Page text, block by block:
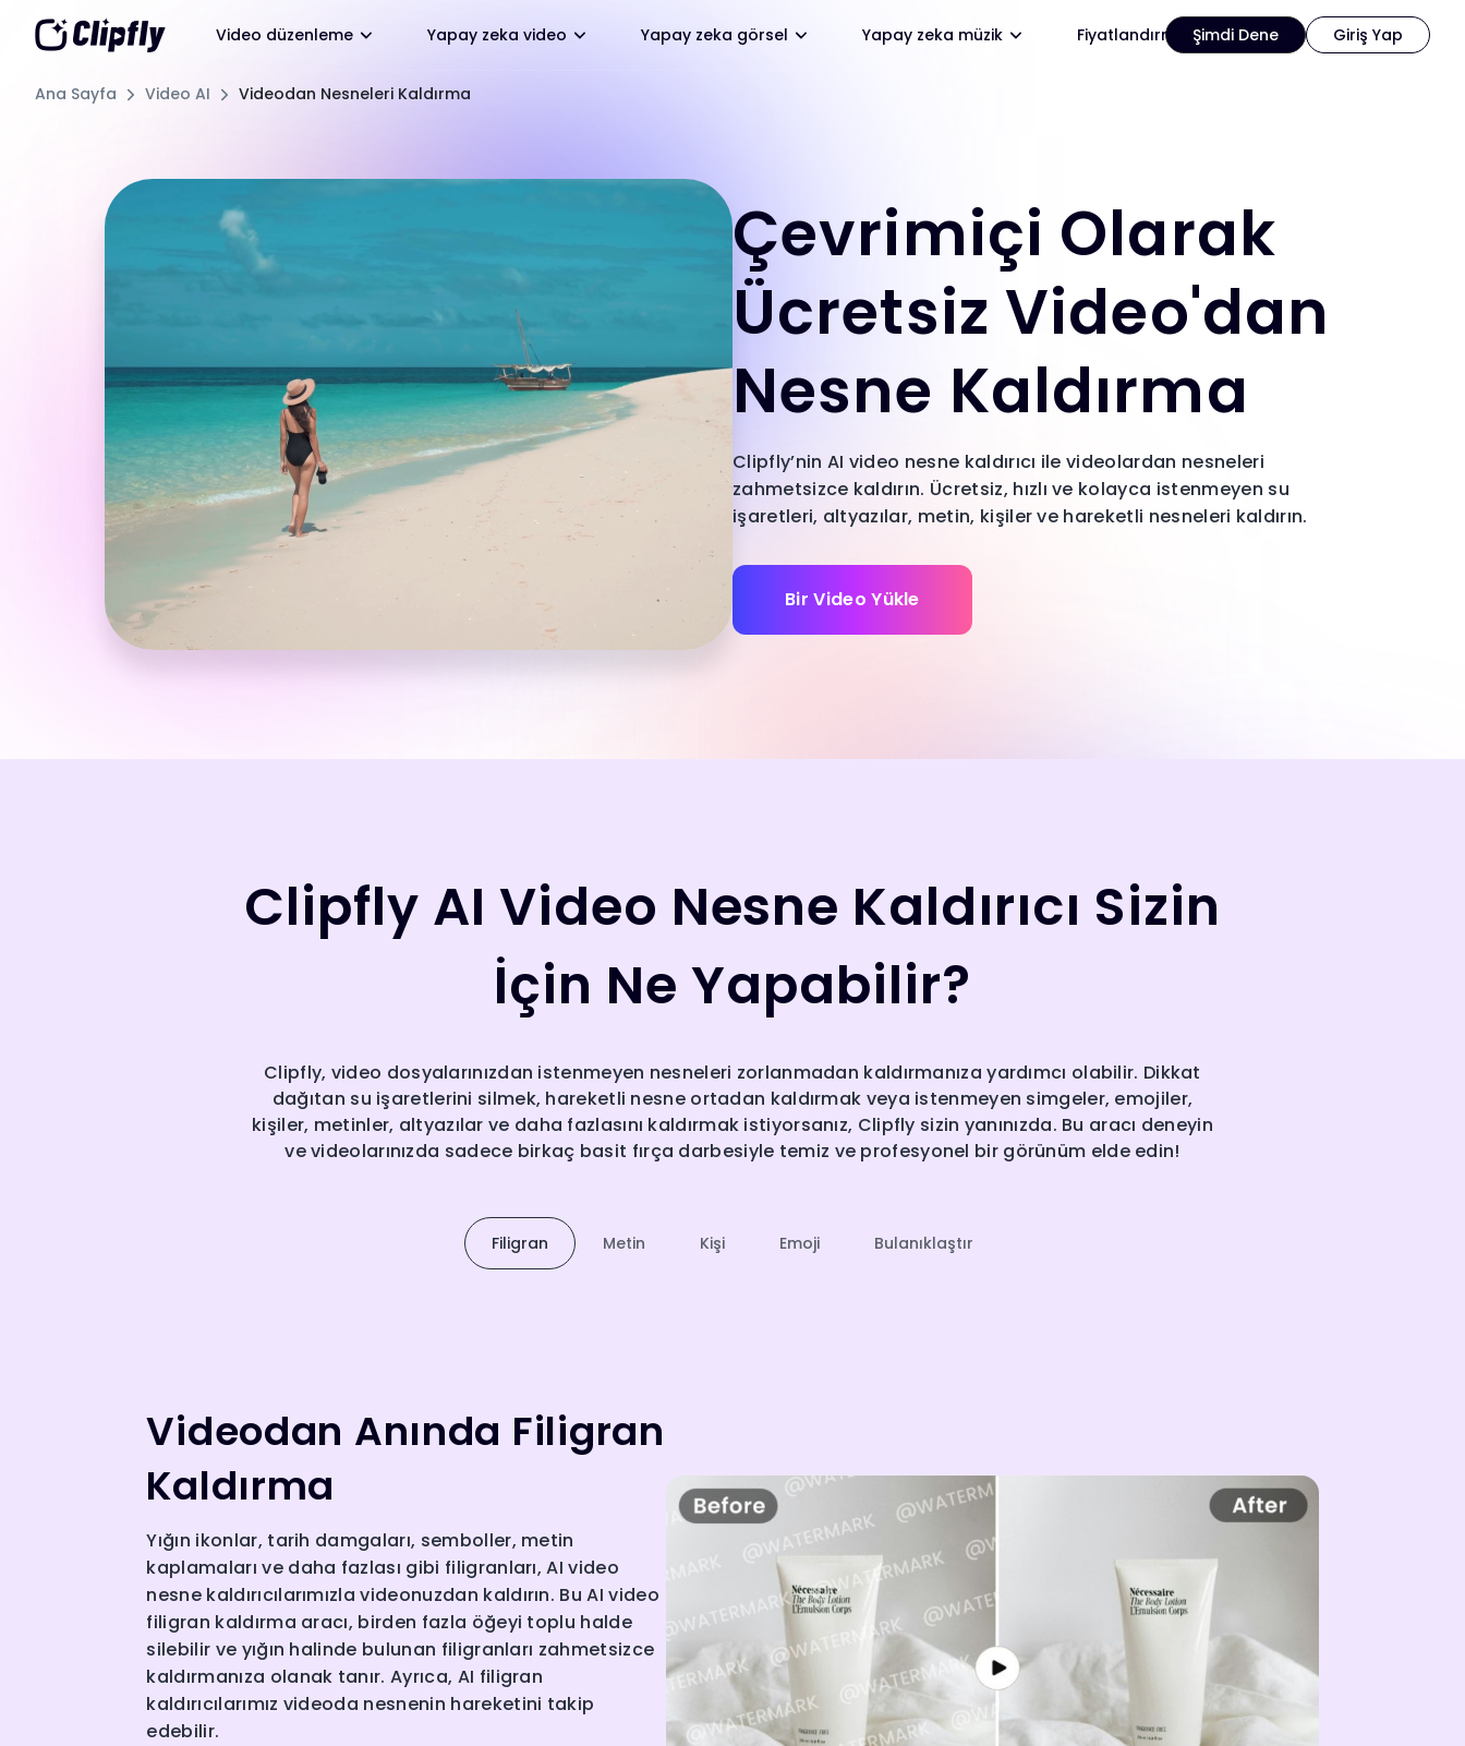
Video düzenleme Yapay zeka video Yapay zeka görsel Yapay zeka müzik Fiyatlandırma Şimdi Dene Giriş Yap
Ana Sayfa Video AI Videodan Nesneleri Kaldırma
Çevrimiçi Olarak
Ücretsiz Video'dan
Nesne Kaldırma
Clipfly’nin AI video nesne kaldırıcı ile videolardan nesneleri
zahmetsizce kaldırın. Ücretsiz, hızlı ve kolayca istenmeyen su
işaretleri, altyazılar, metin, kişiler ve hareketli nesneleri kaldırın.
Bir Video Yükle
Clipfly AI Video Nesne Kaldırıcı Sizin
İçin Ne Yapabilir?
Clipfly, video dosyalarınızdan istenmeyen nesneleri zorlanmadan kaldırmanıza yardımcı olabilir. Dikkat
dağıtan su işaretlerini silmek, hareketli nesne ortadan kaldırmak veya istenmeyen simgeler, emojiler,
kişiler, metinler, altyazılar ve daha fazlasını kaldırmak istiyorsanız, Clipfly sizin yanınızda. Bu aracı deneyin
ve videolarınızda sadece birkaç basit fırça darbesiyle temiz ve profesyonel bir görünüm elde edin!
Filigran Metin Kişi Emoji Bulanıklaştır
Videodan Anında Filigran
Kaldırma
Yığın ikonlar, tarih damgaları, semboller, metin
kaplamaları ve daha fazlası gibi filigranları, AI video
nesne kaldırıcılarımızla videonuzdan kaldırın. Bu AI video
filigran kaldırma aracı, birden fazla öğeyi toplu halde
silebilir ve yığın halinde bulunan filigranları zahmetsizce
kaldırmanıza olanak tanır. Ayrıca, AI filigran
kaldırıcılarımız videoda nesnenin hareketini takip
edebilir.